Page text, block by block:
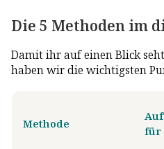
Die 5 Methoden im
Damit ihr auf einen Blick
haben wir die wichtigsten
Methode
für